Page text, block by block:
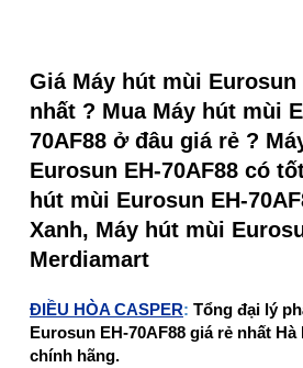
Giá Máy hút mùi Eurosun
nhất ? Mua Máy hút mùi
70AF88 ở đâu giá rẻ ?
Eurosun EH-70AF88 có
hút mùi Eurosun EH-
Xanh, Máy hút mùi
Merdiamart
ĐIỀU HÒA CASPER: Tổng đại lý
Eurosun EH-70AF88 giá rẻ nhất Hà
chính hãng.